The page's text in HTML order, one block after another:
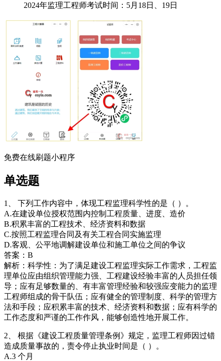
2024年监理工程师考试时间：5月18日、19日
免费在线刷题小程序
单选题
1、 下列工作内容中，体现工程监理科学性的是（ ）。
A.在建设单位授权范围内控制工程质量、进度、造价
B.积累丰富的工程技术、经济资料和数据
C.按照工程监理合同及有关工程合同实施监理
D.客观、公平地调解建设单位和施工单位之间的争议
答案：B
解析：科学性：为了满足建设工程监理实际工作需求，工程监
理单位应由组织管理能力强、工程建设经验丰富的人员担任领
导；应有足够数量的、有丰富管理经验和较强应变能力的监理
工程师组成的骨干队伍；应有健全的管理制度、科学的管理方
法和手段；应积累丰富的技术、经济资料和数据；应有科学的
工作态度和严谨的工作作风，能够创造性地开展工作。
2、 根据《建设工程质量管理条例》规定，监理工程师因过错
造成质量事故的，责令停止执业时间是（ ）。
A.3 个月